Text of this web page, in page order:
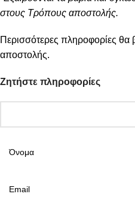
στους Τρόπους αποστολής.
Περισσότερες πληροφορίες θα
αποστολής.
Ζητήστε πληροφορίες